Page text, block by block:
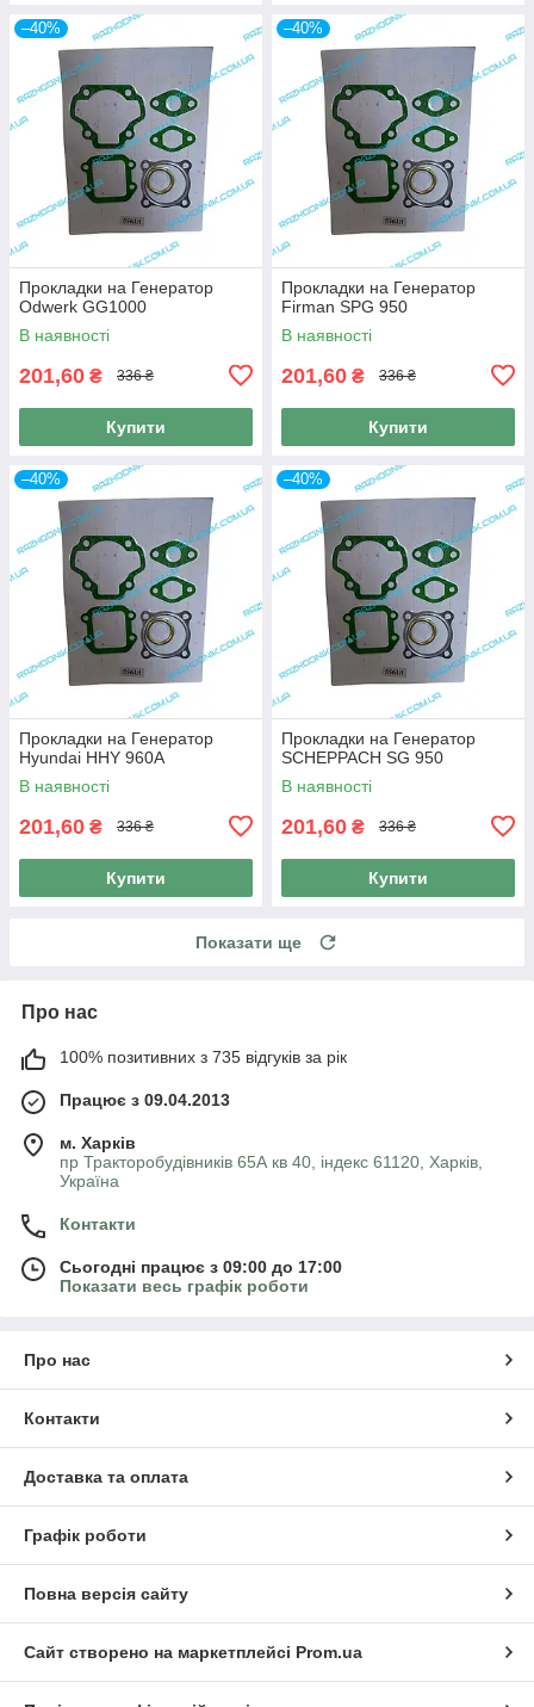
–40%
Прокладки на Генератор
Odwerk GG1000
В наявності
201,60 ₴ 336 ₴
Купити
–40%
Прокладки на Генератор
Firman SPG 950
В наявності
201,60 ₴ 336 ₴
Купити
–40%
Прокладки на Генератор
Hyundai HHY 960A
В наявності
201,60 ₴ 336 ₴
Купити
–40%
Прокладки на Генератор
SCHEPPACH SG 950
В наявності
201,60 ₴ 336 ₴
Купити
Показати ще
Про нас
100% позитивних з 735 відгуків за рік
Працює з 09.04.2013
м. Харків
пр Тракторобудівників 65А кв 40, індекс 61120, Харків,
Україна
Контакти
Сьогодні працює з 09:00 до 17:00
Показати весь графік роботи
Про нас
Контакти
Доставка та оплата
Графік роботи
Повна версія сайту
Сайт створено на маркетплейсі Prom.ua